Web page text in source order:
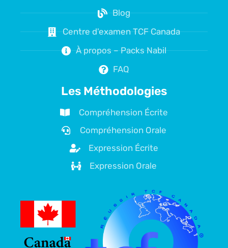
Blog
Centre d'examen TCF Canada
À propos – Packs Nabil
FAQ
Les Méthodologies
Compréhension Écrite
Compréhension Orale
Expression Écrite
Expression Orale